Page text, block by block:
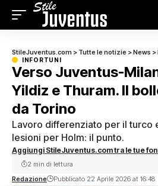
StileJuventus.com > Tutte le notizie >News >
INFORTUNI
Verso Juventus-
Yildiz e Thuram. Il
da Torino
Lavoro differenziato per il turco
lesioni per Holm: il punto.
Aggiungi StileJuventus.com tra le tue
Redazione Pubblicato 22 Aprile 2026 at 16:48
2 min di lettura